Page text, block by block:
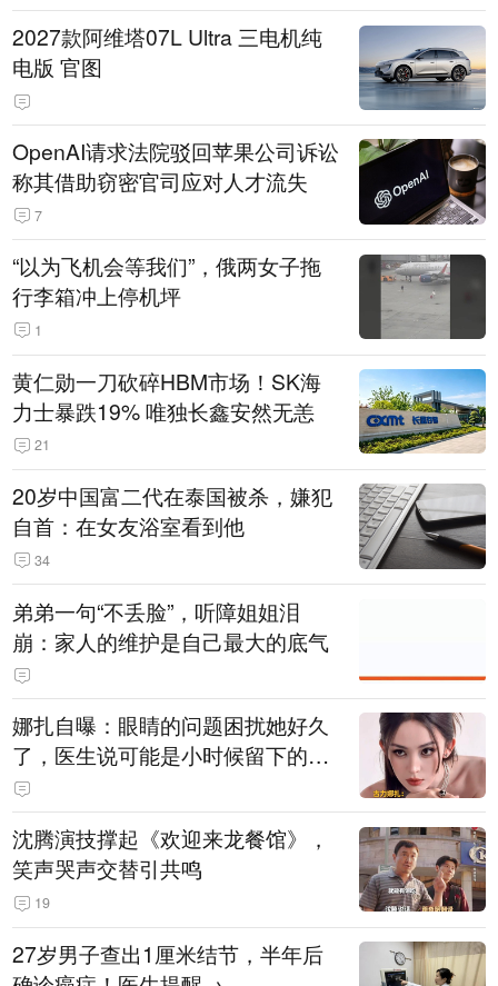
2027款阿维塔07L Ultra 三电机纯
电版 官图
OpenAI请求法院驳回苹果公司诉讼
称其借助窃密官司应对人才流失
7
“以为飞机会等我们”，俄两女子拖
行李箱冲上停机坪
1
黄仁勋一刀砍碎HBM市场！SK海
力士暴跌19% 唯独长鑫安然无恙
21
20岁中国富二代在泰国被杀，嫌犯
自首：在女友浴室看到他
34
弟弟一句“不丢脸”，听障姐姐泪
崩：家人的维护是自己最大的底气
娜扎自曝：眼睛的问题困扰她好久
了，医生说可能是小时候留下的病
根
沈腾演技撑起《欢迎来龙餐馆》，
笑声哭声交替引共鸣
19
27岁男子查出1厘米结节，半年后